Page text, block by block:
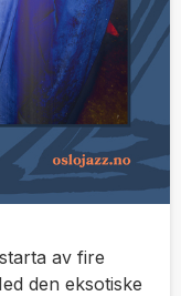
av fire
den eksotiske